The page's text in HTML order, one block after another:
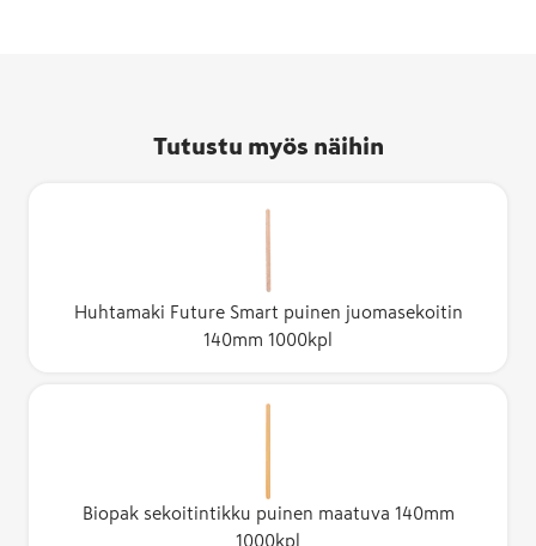
Tutustu myös näihin
Huhtamaki Future Smart puinen juomasekoitin
140mm 1000kpl
Biopak sekoitintikku puinen maatuva 140mm
1000kpl